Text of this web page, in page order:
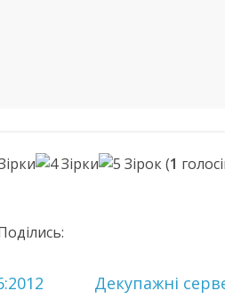
(1
Декупажні